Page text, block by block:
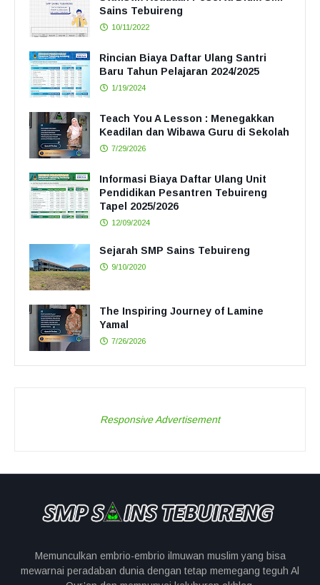
Sains Tebuireng
10/11/2022
Rincian Biaya Daftar Ulang Santri
Baru Tahun Pelajaran 2024/2025
1/19/2024
Teach You A Lesson : Menegakkan
Keadilan dan Wibawa Guru di Sekolah
7/29/2026
Informasi Biaya Daftar Ulang Unit
Pendidikan Pesantren Tebuireng
Tapel 2025/2026
12/09/2024
Sejarah SMP Sains Tebuireng
9/10/2020
The Inspiring Journey of Lamine
Yamal
7/26/2026
Responsive Advertisement
Memunculkan embrio-embrio ilmuwan muslim yang bisa
mewarnai peradaban dunia dengan tetap memegang teguh Al